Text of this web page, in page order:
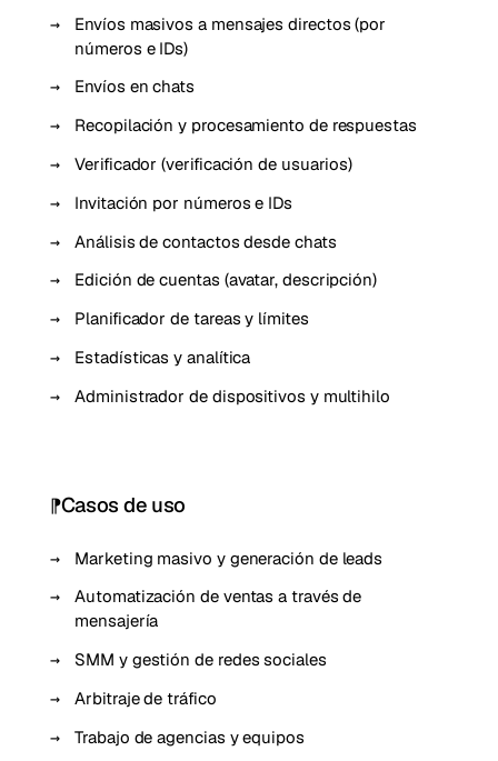
Envíos masivos a mensajes directos (por
números e IDs)
Envíos en chats
Recopilación y procesamiento de respuestas
Verificador (verificación de usuarios)
Invitación por números e IDs
Análisis de contactos desde chats
Edición de cuentas (avatar, descripción)
Planificador de tareas y límites
Estadísticas y analítica
Administrador de dispositivos y multihilo
Casos de uso
Marketing masivo y generación de leads
Automatización de ventas a través de
mensajería
SMM y gestión de redes sociales
Arbitraje de tráfico
Trabajo de agencias y equipos